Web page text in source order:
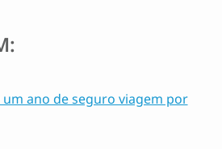
ano de seguro viagem por